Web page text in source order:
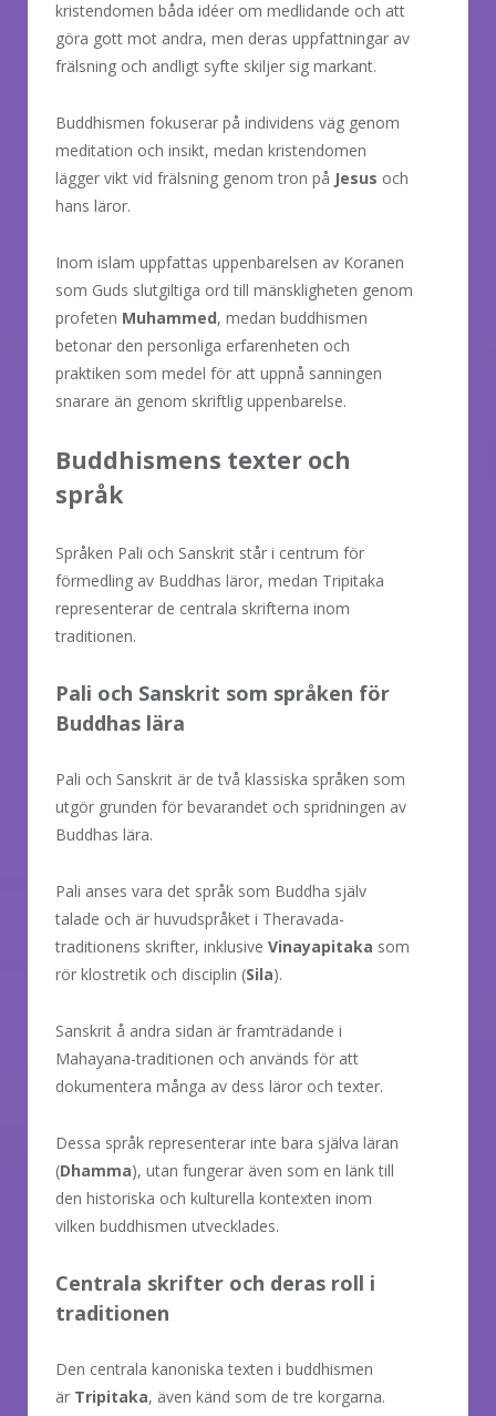
kristendomen båda idéer om medlidande och att
göra gott mot andra, men deras uppfattningar av
frälsning och andligt syfte skiljer sig markant.
Buddhismen fokuserar på individens väg genom
meditation och insikt, medan kristendomen
lägger vikt vid frälsning genom tron på Jesus och
hans läror.
Inom islam uppfattas uppenbarelsen av Koranen
som Guds slutgiltiga ord till mänskligheten genom
profeten Muhammed, medan buddhismen
betonar den personliga erfarenheten och
praktiken som medel för att uppnå sanningen
snarare än genom skriftlig uppenbarelse.
Buddhismens texter och
språk
Språken Pali och Sanskrit står i centrum för
förmedling av Buddhas läror, medan Tripitaka
representerar de centrala skrifterna inom
traditionen.
Pali och Sanskrit som språken för
Buddhas lära
Pali och Sanskrit är de två klassiska språken som
utgör grunden för bevarandet och spridningen av
Buddhas lära.
Pali anses vara det språk som Buddha själv
talade och är huvudspråket i Theravada-
traditionens skrifter, inklusive Vinayapitaka som
rör klostretik och disciplin (Sila).
Sanskrit å andra sidan är framträdande i
Mahayana-traditionen och används för att
dokumentera många av dess läror och texter.
Dessa språk representerar inte bara själva läran
(Dhamma), utan fungerar även som en länk till
den historiska och kulturella kontexten inom
vilken buddhismen utvecklades.
Centrala skrifter och deras roll i
traditionen
Den centrala kanoniska texten i buddhismen
är Tripitaka, även känd som de tre korgarna.